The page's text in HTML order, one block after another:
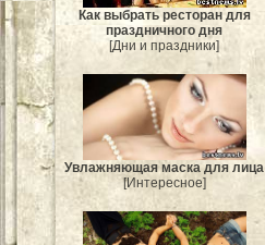
Как выбрать ресторан для
праздничного дня
[Дни и праздники]
Увлажняющая маска для лица
[Интересное]